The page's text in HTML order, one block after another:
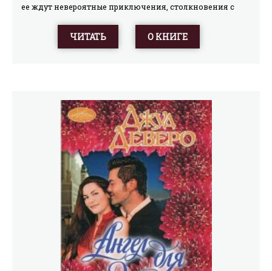
ее ждут невероятные приключения, столкновения с
только обрести счастье, но и разоблачить мафиозо, всю
жизнь преследовавшего ее семью.
ЧИТАТЬ О КНИГЕ